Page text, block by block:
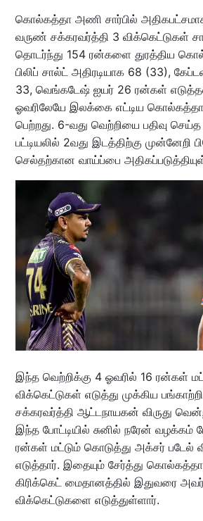
கொல்கத்தா அணி சார்பில் அதிகபட்சமாக
வருண் சக்கரவர்த்தி 3 விக்கெட்டுகள்
தொடர்ந்து 154 ரன்களை துரத்திய
பிலிப் சால்ட் அதிரடியாக 68 (33),
33, வெங்கடேஷ் ஐயர் 26 ரன்கள்
ஓவரிலேயே இலக்கை எட்டிய கொல்கத்தா
பெற்றது. 6-வது வெற்றியை பதிவு
பட்டியலில் 2வது இடத்திற்கு முன்னேறி
செல்தற்கான வாய்ப்பை
இந்த வெற்றிக்கு 4 ஓவரில் 16 ரன்கள்
விக்கெட்டுகள் எடுத்து முக்கிய
சக்கரவர்த்தி ஆட்டநாயகன் விருது
இந்த போட்டியில் சுனில் நரேன் வழக்கம்
ரன்கள் மட்டும் கொடுத்து அக்சர் படேல்
எடுத்தார். இதையும் சேர்த்து
கிரிக்கெட் மைதானத்தில் இதுவரை
விக்கெட்டுகளை எடுத்துள்ளார்.